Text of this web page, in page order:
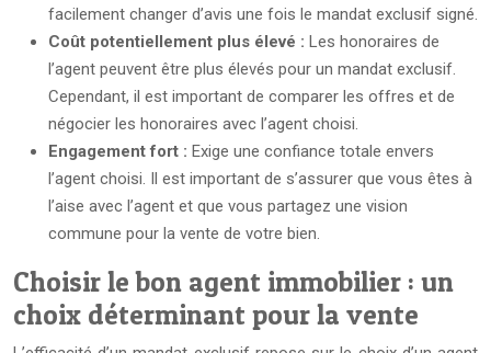
facilement changer d’avis une fois le mandat exclusif signé.
Coût potentiellement plus élevé : Les honoraires de
l’agent peuvent être plus élevés pour un mandat exclusif.
Cependant, il est important de comparer les offres et de
négocier les honoraires avec l’agent choisi.
Engagement fort : Exige une confiance totale envers
l’agent choisi. Il est important de s’assurer que vous êtes à
l’aise avec l’agent et que vous partagez une vision
commune pour la vente de votre bien.
Choisir le bon agent immobilier : un
choix déterminant pour la vente